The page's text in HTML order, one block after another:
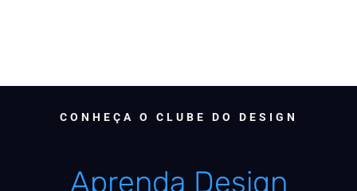
CONHEÇA O CLUBE DO DESIGN
Aprenda Design